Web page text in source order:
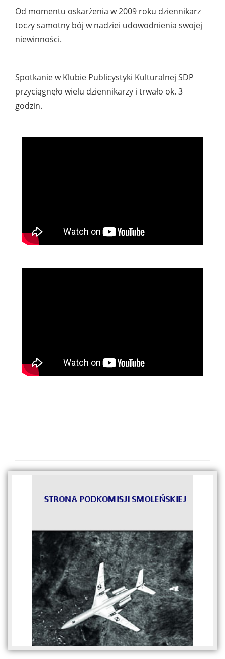
Od momentu oskarżenia w 2009 roku dziennikarz
toczy samotny bój w nadziei udowodnienia swojej
niewinności.
Spotkanie w Klubie Publicystyki Kulturalnej SDP
przyciągnęło wielu dziennikarzy i trwało ok. 3
godzin.